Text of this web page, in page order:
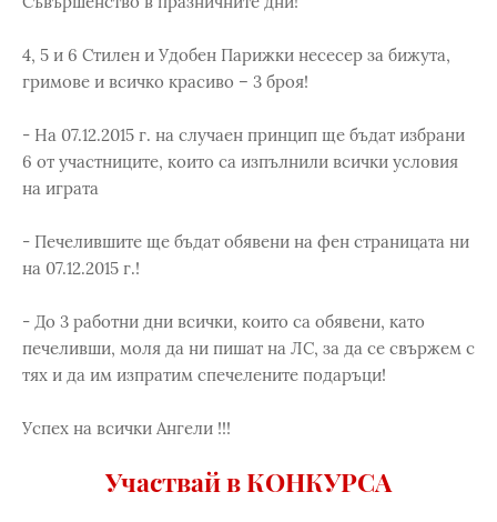
4, 5 и 6 Стилен и Удобен Парижки несесер за бижута,
гримове и всичко красиво – 3 броя!
- На 07.12.2015 г. на случаен принцип ще бъдат избрани
6 от участниците, които са изпълнили всички условия
на играта
- Печелившите ще бъдат обявени на фен страницата ни
на 07.12.2015 г.!
- До 3 работни дни всички, които са обявени, като
печеливши, моля да ни пишат на ЛС, за да се свържем с
тях и да им изпратим спечелените подаръци!
Успех на всички Ангели !!!
Участвай в КОНКУРСА